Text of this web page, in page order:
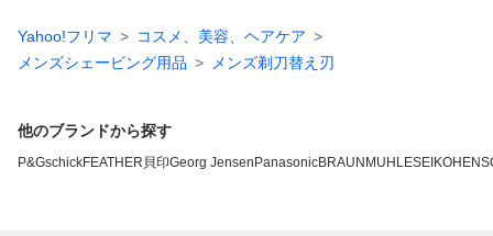
Yahoo!フリマ
コスメ、美容、ヘアケア
メンズシェービング用品
メンズ剃刀替え刃
他のブランドから探す
P&GschickFEATHER 貝印Georg Jensen PanasonicBRAUN MUHLESEIKO